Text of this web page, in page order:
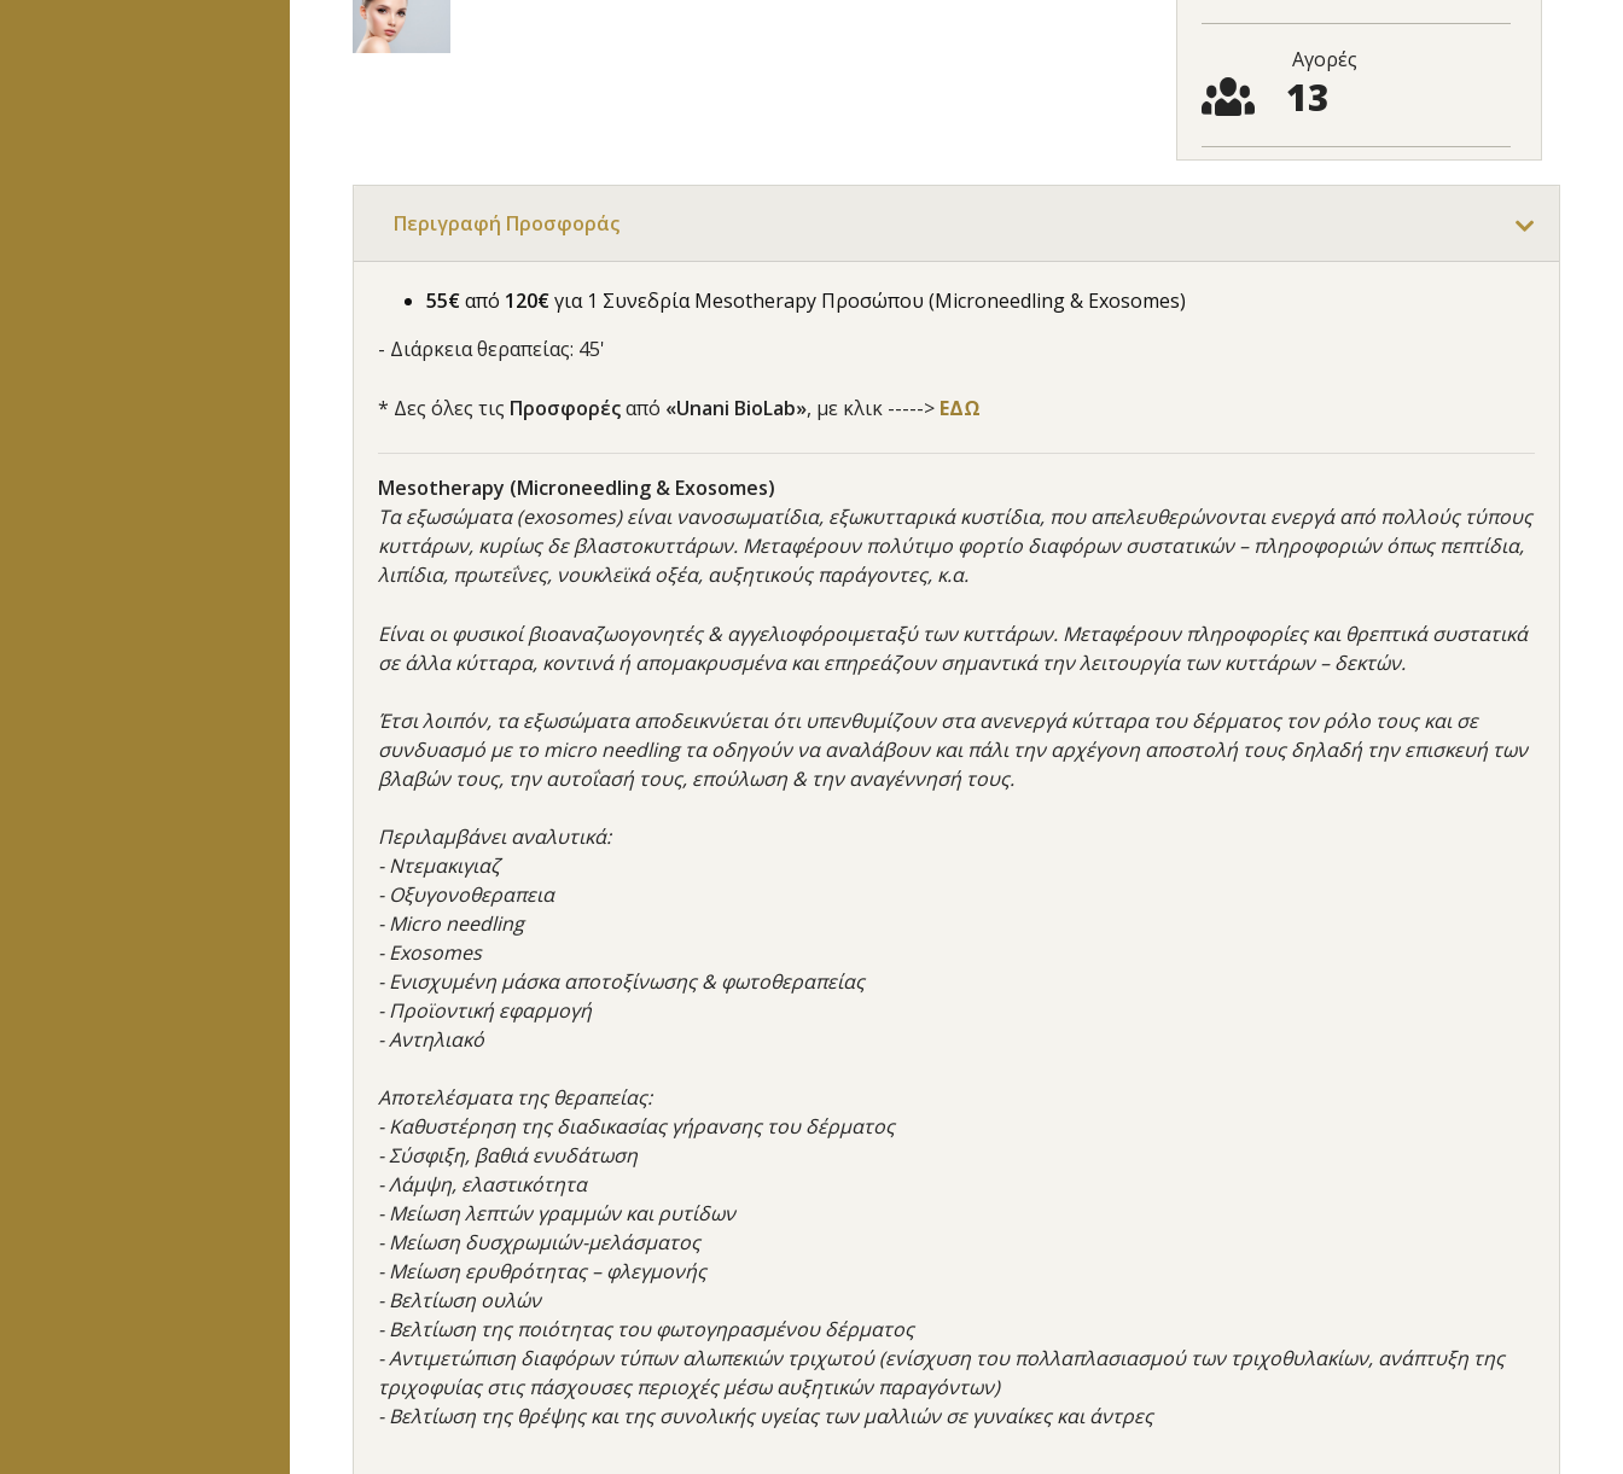
Αγορές
13
Περιγραφή Προσφοράς
55€από 120€για 1 Συνεδρία Mesotherapy Προσώπου (Microneedling & Exosomes)
- Διάρκεια θεραπείας: 45'
* Δες όλες τις Προσφορέςαπό «Unani BioLab», με κλικ -----> ΕΔΩ
Mesotherapy (Microneedling & Exosomes)
Τα εξωσώματα (exosomes) είναι νανοσωματίδια, εξωκυτταρικά κυστίδια, που απελευθερώνονται ενεργά από πολλούς τύπους
κυττάρων, κυρίως δε βλαστοκυττάρων. Μεταφέρουν πολύτιμο φορτίο διαφόρων συστατικών – πληροφοριών όπως πεπτίδια,
λιπίδια, πρωτεΐνες, νουκλεϊκά οξέα, αυξητικούς παράγοντες, κ.α.
Είναι οι φυσικοί βιοαναζωογονητές & αγγελιοφόροιμεταξύ των κυττάρων. Μεταφέρουν πληροφορίες και θρεπτικά συστατικά
σε άλλα κύτταρα, κοντινά ή απομακρυσμένα και επηρεάζουν σημαντικά την λειτουργία των κυττάρων – δεκτών.
Έτσι λοιπόν, τα εξωσώματα αποδεικνύεται ότι υπενθυμίζουν στα ανενεργά κύτταρα του δέρματος τον ρόλο τους και σε
συνδυασμό με το micro needling τα οδηγούν να αναλάβουν και πάλι την αρχέγονη αποστολή τους δηλαδή την επισκευή των
βλαβών τους, την αυτοΐασή τους, επούλωση & την αναγέννησή τους.
Περιλαμβάνει αναλυτικά:
- Ντεμακιγιαζ
- Οξυγονοθεραπεια
- Micro needling
- Exosomes
- Ενισχυμένη μάσκα αποτοξίνωσης & φωτοθεραπείας
- Προϊοντική εφαρμογή
- Αντηλιακό
Αποτελέσματα της θεραπείας:
- Καθυστέρηση της διαδικασίας γήρανσης του δέρματος
- Σύσφιξη, βαθιά ενυδάτωση
- Λάμψη, ελαστικότητα
- Μείωση λεπτών γραμμών και ρυτίδων
- Μείωση δυσχρωμιών-μελάσματος
- Μείωση ερυθρότητας – φλεγμονής
- Βελτίωση ουλών
- Βελτίωση της ποιότητας του φωτογηρασμένου δέρματος
- Αντιμετώπιση διαφόρων τύπων αλωπεκιών τριχωτού (ενίσχυση του πολλαπλασιασμού των τριχοθυλακίων, ανάπτυξη της
τριχοφυίας στις πάσχουσες περιοχές μέσω αυξητικών παραγόντων)
- Βελτίωση της θρέψης και της συνολικής υγείας των μαλλιών σε γυναίκες και άντρες